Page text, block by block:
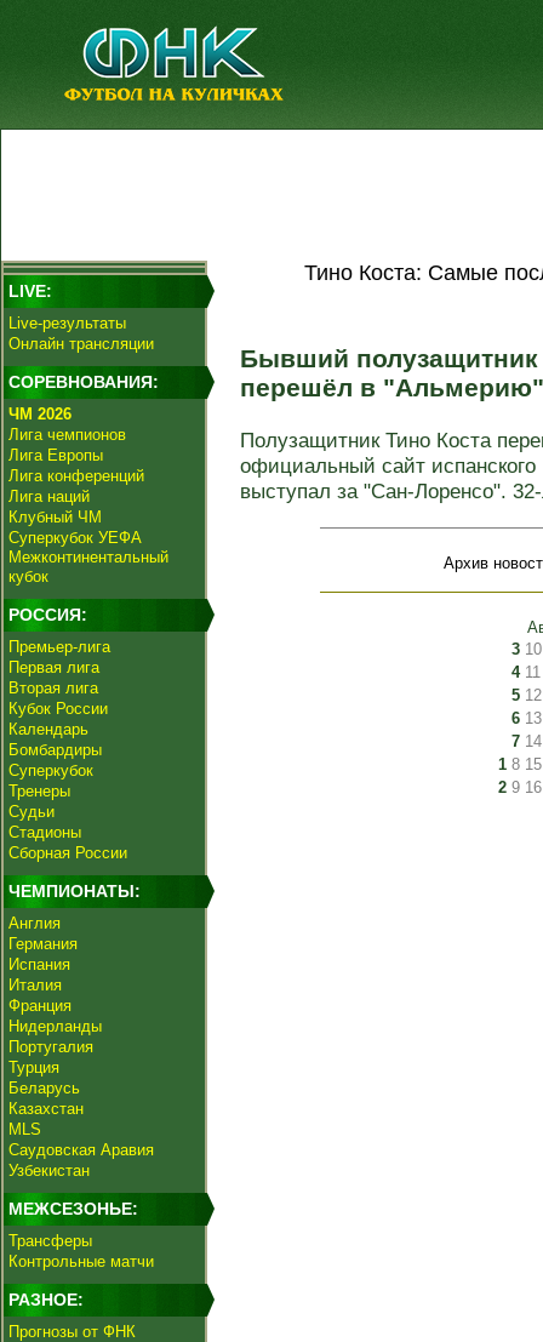
LIVE:
Live-результаты
Онлайн трансляции
СОРЕВНОВАНИЯ:
ЧМ 2026
Лига чемпионов
Лига Европы
Лига конференций
Лига наций
Клубный ЧМ
Суперкубок УЕФА
Межконтинентальный
кубок
РОССИЯ:
Премьер-лига
Первая лига
Вторая лига
Кубок России
Календарь
Бомбардиры
Суперкубок
Тренеры
Судьи
Стадионы
Сборная России
ЧЕМПИОНАТЫ:
Англия
Германия
Испания
Италия
Франция
Нидерланды
Португалия
Турция
Беларусь
Казахстан
MLS
Саудовская Аравия
Узбекистан
МЕЖСЕЗОНЬЕ:
Трансферы
Контрольные матчи
РАЗНОЕ:
Прогнозы от ФНК
Тино Коста: Самые
Бывший полузащитник
перешёл в
Полузащитник Тино Коста
официальный сайт испанского
выступал за "Сан-Лоренсо".
Архив
3 10
4 11
5 12
6 13
7 14
1 8 15
2 9 16